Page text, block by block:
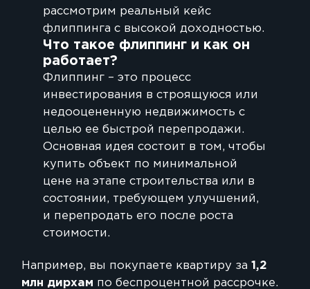
рассмотрим реальный кейс
флиппинга с высокой доходностью.
Что такое флиппинг и как он
работает?
Флиппинг – это процесс
инвестирования в строящуюся или
недооцененную недвижимость с
целью ее быстрой перепродажи.
Основная идея состоит в том, чтобы
купить объект по минимальной
цене на этапе строительства или в
состоянии, требующем улучшений,
и перепродать его после роста
стоимости.
Например, вы покупаете квартиру за 1,2
млн дирхам по беспроцентной рассрочке.